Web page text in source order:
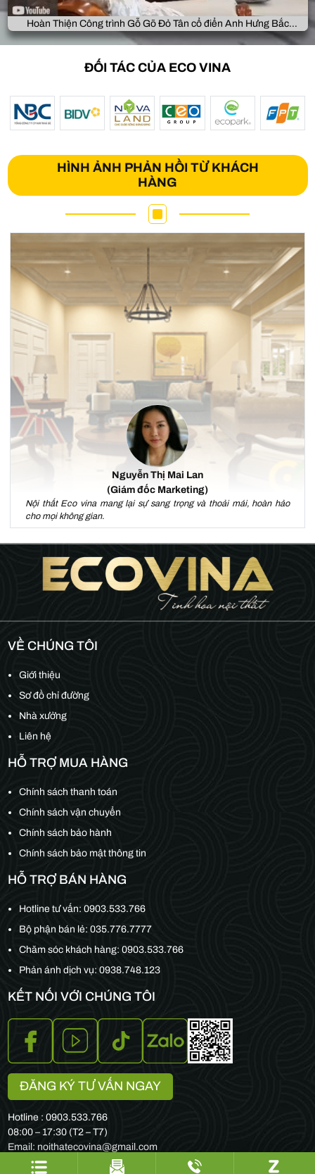
Hoàn Thiện Công trình Gỗ Gõ Đỏ Tân cổ điển Anh Hưng Bắc
Giang
ĐỐI TÁC CỦA ECO VINA
HÌNH ẢNH PHẢN HỒI TỪ KHÁCH
HÀNG
Nguyễn Thị Mai Lan
(Giám đốc Marketing)
Nội thất Eco vina mang lại sự sang trọng và thoải mái, hoàn hảo
cho mọi không gian.
VỀ CHÚNG TÔI
Giới thiệu
Sơ đồ chỉ đường
Nhà xưởng
Liên hệ
HỖ TRỢ MUA HÀNG
Chính sách thanh toán
Chính sách vận chuyển
Chính sách bảo hành
Chính sách bảo mật thông tin
HỖ TRỢ BÁN HÀNG
Hotline tư vấn:0903.533.766
Bộ phận bán lẻ:035.776.7777
Chăm sóc khách hàng:0903.533.766
Phản ánh dịch vụ: 0938.748.123
KẾT NỐI VỚI CHÚNG TÔI
ĐĂNG KÝ TƯ VẤN NGAY
Hotline : 0903.533.766
08:00 – 17:30 (T2 – T7)
Email: noithatecovina@gmail.com